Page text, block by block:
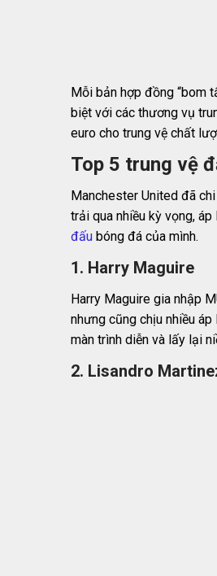
Mỗi bản hợp đồng “bom
biệt với các thương vụ
euro cho trung vệ chất
Top 5 trung vệ
Manchester United đã
trải qua nhiều kỳ vọng,
đấu bóng đá của mình.
1. Harry Maguire
Harry Maguire gia nhập
nhưng cũng chịu nhiều
màn trình diễn và lấy lại
2. Lisandro